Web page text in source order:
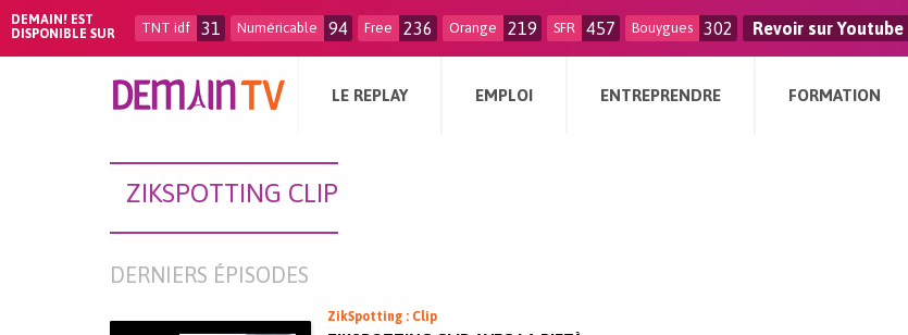
DEMAIN! EST
DISPONIBLE SUR
TNT idf 31 Numéricable 94 Free 236 Orange 219 SFR 457 Bouygues 302 Revoir sur Youtube
LE REPLAY EMPLOI ENTREPRENDRE FORMATION
ZIKSPOTTING CLIP
DERNIERS ÉPISODES
ZikSpotting : Clip